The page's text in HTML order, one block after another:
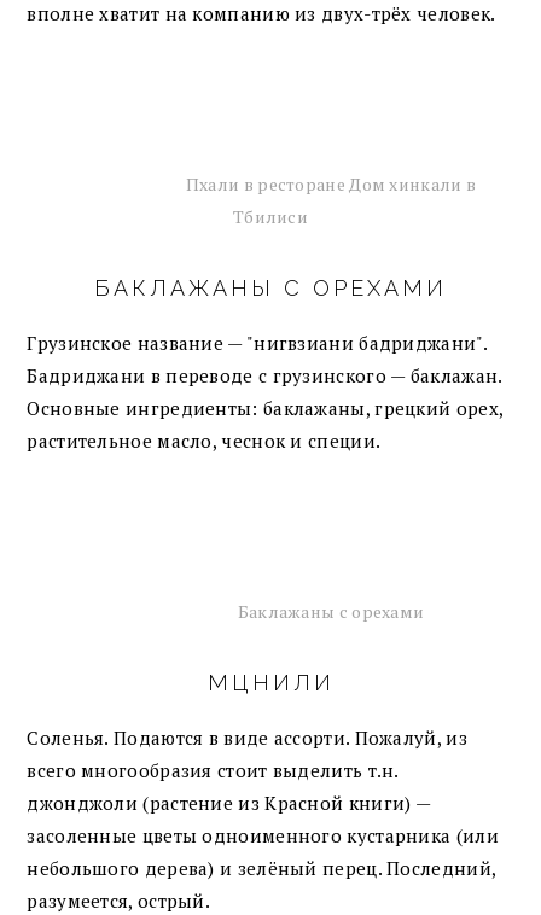
вполне хватит на компанию из двух-трёх человек.
Пхали в ресторане Дом хинкали в
Тбилиси
БАКЛАЖАНЫ С ОРЕХАМИ
Грузинское название — "нигвзиани бадриджани".
Бадриджани в переводе с грузинского — баклажан.
Основные ингредиенты: баклажаны, грецкий орех,
растительное масло, чеснок и специи.
Баклажаны с орехами
МЦНИЛИ
Соленья. Подаются в виде ассорти. Пожалуй, из
всего многообразия стоит выделить т.н.
джонджоли (растение из Красной книги) —
засоленные цветы одноименного кустарника (или
небольшого дерева) и зелёный перец. Последний,
разумеется, острый.